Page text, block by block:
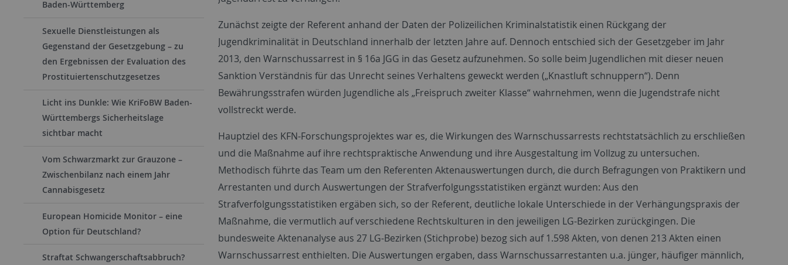
Baden-Württemberg
Sexuelle Dienstleistungen als
Gegenstand der Gesetzgebung – zu
den Ergebnissen der Evaluation des
Prostituiertenschutzgesetzes
Licht ins Dunkle: Wie KriFoBW Baden-
Württembergs Sicherheitslage
sichtbar macht
Vom Schwarzmarkt zur Grauzone –
Zwischenbilanz nach einem Jahr
Cannabisgesetz
European Homicide Monitor – eine
Option für Deutschland?
Straftat Schwangerschaftsabbruch?
Zunächst zeigte der Referent anhand der Daten der Polizeilichen Kriminalstatistik einen Rückgang der
Jugendkriminalität in Deutschland innerhalb der letzten Jahre auf. Dennoch entschied sich der Gesetzgeber im Jahr
2013, den Warnschussarrest in § 16a JGG in das Gesetz aufzunehmen. So solle beim Jugendlichen mit dieser neuen
Sanktion Verständnis für das Unrecht seines Verhaltens geweckt werden („Knastluft schnuppern“). Denn
Bewährungsstrafen würden Jugendliche als „Freispruch zweiter Klasse“ wahrnehmen, wenn die Jugendstrafe nicht
vollstreckt werde.
Hauptziel des KFN-Forschungsprojektes war es, die Wirkungen des Warnschussarrests rechtstatsächlich zu erschließen
und die Maßnahme auf ihre rechtspraktische Anwendung und ihre Ausgestaltung im Vollzug zu untersuchen.
Methodisch führte das Team um den Referenten Aktenauswertungen durch, die durch Befragungen von Praktikern und
Arrestanten und durch Auswertungen der Strafverfolgungsstatistiken ergänzt wurden: Aus den
Strafverfolgungsstatistiken ergäben sich, so der Referent, deutliche lokale Unterschiede in der Verhängungspraxis der
Maßnahme, die vermutlich auf verschiedene Rechtskulturen in den jeweiligen LG-Bezirken zurückgingen. Die
bundesweite Aktenanalyse aus 27 LG-Bezirken (Stichprobe) bezog sich auf 1.598 Akten, von denen 213 Akten einen
Warnschussarrest enthielten. Die Auswertungen ergaben, dass Warnschussarrestanten u.a. jünger, häufiger männlich,